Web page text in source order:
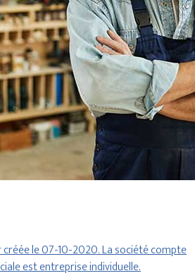
le 07-10-2020. La société compte
est entreprise individuelle.